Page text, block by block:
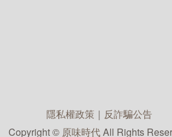
隱私權政策 ｜ 反詐騙公告
Copyright © 原味時代All Rights